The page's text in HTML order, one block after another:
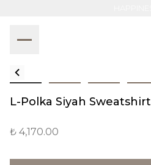
L-Polka Siyah Sweatshirt
₺ 4,170.00